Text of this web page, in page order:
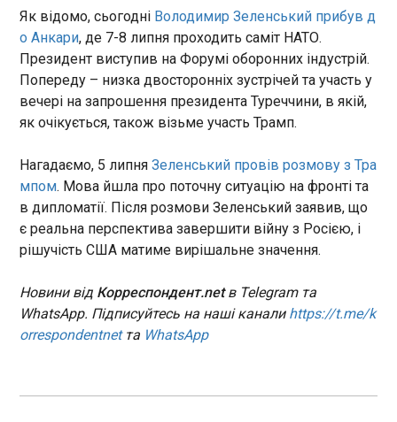
міжнародними посередниками щодо реалізації
угоди про припинення вогню. Одним із головних
питань залишається роззброєння ХАМАС.
Угруповання стверджує, що виступає за
поступовий підхід і вимагає ув'язати цей процес
із виведенням ізраїльських військ із сектору
Газа. Технократичний комітет з управління
органом, заснованим президентом США
Дональдом Трампом у ході переговорів, які
призвели до угоди про припинення вогню між
Ізраїлем та ХАМАС у жовтні минулого року.
Нагадаємо, Трамп зібрав із учасників Ради миру
7 млрд доларів на потреби Гази та анонсував
Конституційний суд
Казахстану постановив, що
президент Касим-Жомарт
Токаєв має право
балотуватися на новий
президентський термін
відповідно до нової
чинності минулого тижня,
передає Reuters .
ЧИТАТЬ
Зеленський ухвалив два пакети санкцій
15:04:09
Президент Володимир Зеленський запровадив
санкції проти постачальників обладнання для
заводів російського ВПК, які виробляють
Відповідні укази №587/2026 та №588/2026
оприлюднені на сайті глави держави у вівторок,
7 липня.
Як відомо, сьогодні Володимир Зеленський прибув д
о Анкари, де 7-8 липня проходить саміт НАТО.
Президент виступив на Форумі оборонних індустрій.
Попереду – низка двосторонніх зустрічей та участь у
вечері на запрошення президента Туреччини, в якій,
як очікується, також візьме участь Трамп.
Нагадаємо, 5 липняЗеленський провів розмову з Тра
мпом. Мова йшла про поточну ситуацію на фронті та
в дипломатії. Після розмови Зеленський заявив, що
є реальна перспектива завершити війну з Росією, і
рішучість США матиме вирішальне значення.
Новини від Корреспондент.netв Telegram та
WhatsApp. Підписуйтесь на наші канали https://t.me/k
orrespondentnetта WhatsApp